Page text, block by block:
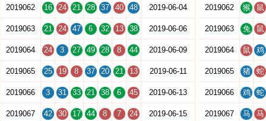
2019062 16 24 21 28 37 40 48 2019-06-04
2019063 21 24 47 6 32 13 38 2019-06-06
2019064 24 3 27 49 28 8 44 2019-06-09
2019065 25 19 8 37 20 21 13 2019-06-11
2019066 3 31 33 21 38 6 45 2019-06-13
2019067 42 30 17 44 8 7 24 2019-06-15
2019062 猴 鼠
2019063 兔 鼠
2019064 鼠 鸡
2019065 猪 蛇
2019066 鸡 蛇
2019067 马 马